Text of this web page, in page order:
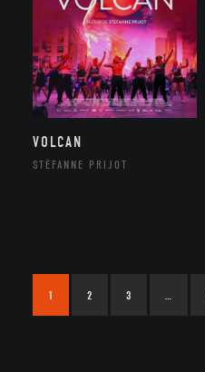
VOLCAN
STÉFANNE PRIJOT
1 2 3 …